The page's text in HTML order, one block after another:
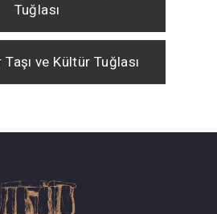
Tuğlası
ve Kültür Tuğlası